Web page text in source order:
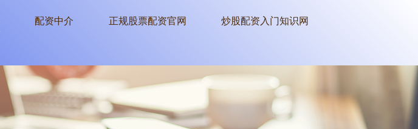
配资中介 正规股票配资官网 炒股配资入门知识网